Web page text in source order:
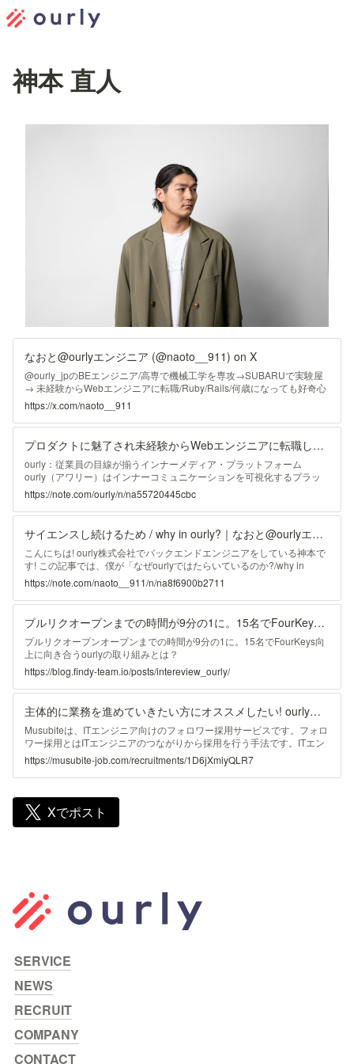
神本 直人
なおと@ourlyエンジニア (@naoto__911) on X
@ourly_jpのBEエンジニア/高専で機械工学を専攻→SUBARUで実験屋
→ 未経験からWebエンジニアに転職/Ruby/Rails/何歳になっても好奇心
を羅針盤に航海する人生を歩みたい/サイエンスとサウナをこよなく愛
する男
https://x.com/naoto__911
プロダクトに魅了され未経験からWebエンジニアに転職した話｜ourly（アワリー）
ourly：従業員の目線が揃うインナーメディア・プラットフォーム
ourly（アワリー）はインナーコミュニケーションを可視化するプラッ
トフォーム。全く新しい分析型のweb社内報CMSです。 service.ourly.jp
ourlyメンバーインタビュー第4弾。今回は、エンジニア職として2023年
に入社した神本（@naoto__911 ）。転職理由や、ourlyで働いて感じて
いることをお伺いしました！ 神本 直人 Naoto Kamimoto 1997年山口
県生まれ。高専卒業後、新卒で大手自動車会社SUBARUに入社し、開
発車の燃費・排ガスを評価する部署に所属。
https://note.com/ourly/n/na55720445cbc
サイエンスし続けるため / why in ourly?｜なおと@ourlyエンジニア
こんにちは! ourly株式会社でバックエンドエンジニアをしている神本で
す! この記事では、僕が「なぜourlyではたらいているのか?/why in
ourly?」について改めて整理して言語化しましたのでぜひ読んでみてく
ださい! ourlyバトンリレー2024の記事です。 前回は先輩エンジニアの
ひろきさんがエンジニアとして稼ぐための個人的見解を書いてくれまし
た。まだ読まれてない方は是非読んでください! そして、今回が最終回
で記念すべきトリを務めさせていただきます! この記事の結論 「なぜ
ourlyではたらいているのか?/why in ourly?」の結論ですが、「Webエン
https://note.com/naoto__911/n/na8f6900b2711
プルリクオープンまでの時間が9分の1に。15名でFourKeys向上に向き合うourlyの取り組みとは？
プルリクオープンオープンまでの時間が9分の1に。15名でFourKeys向
上に向き合うourlyの取り組みとは？
https://blog.findy-team.io/posts/intereview_ourly/
主体的に業務を進めていきたい方にオススメしたい! ourlyのエンジニア組織の魅力をお伝えします! - 神本直人のトークテーマ | Musubite
Musubiteは、ITエンジニア向けのフォロワー採用サービスです。フォロ
ワー採用とはITエンジニアのつながりから採用を行う手法です。ITエン
ジニアはSNS・技術ブログ・勉強会といったさまざまな機会から外部の
ITエンジニアとの接点を有しております。そのつながりからカジュアル
に話をして自社を紹介する仕組みを提供いたします。
https://musubite-job.com/recruitments/1D6jXmiyQLR7
Xでポスト
SERVICE
NEWS
RECRUIT
COMPANY
CONTACT